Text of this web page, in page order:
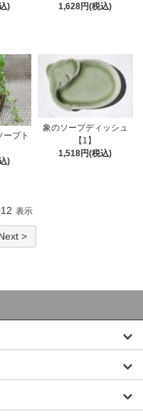
)
1,628円(税込)
プト
)
象のソープディッシュ
【1】
1,518円(税込)
12 表示
>